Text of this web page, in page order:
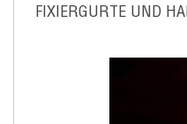
FIXIERGURTE UND